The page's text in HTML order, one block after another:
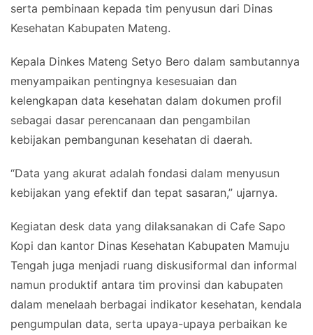
serta pembinaan kepada tim penyusun dari Dinas
Kesehatan Kabupaten Mateng.
Kepala Dinkes Mateng Setyo Bero dalam sambutannya
menyampaikan pentingnya kesesuaian dan
kelengkapan data kesehatan dalam dokumen profil
sebagai dasar perencanaan dan pengambilan
kebijakan pembangunan kesehatan di daerah.
“Data yang akurat adalah fondasi dalam menyusun
kebijakan yang efektif dan tepat sasaran,” ujarnya.
Kegiatan desk data yang dilaksanakan di Cafe Sapo
Kopi dan kantor Dinas Kesehatan Kabupaten Mamuju
Tengah juga menjadi ruang diskusiformal dan informal
namun produktif antara tim provinsi dan kabupaten
dalam menelaah berbagai indikator kesehatan, kendala
pengumpulan data, serta upaya-upaya perbaikan ke